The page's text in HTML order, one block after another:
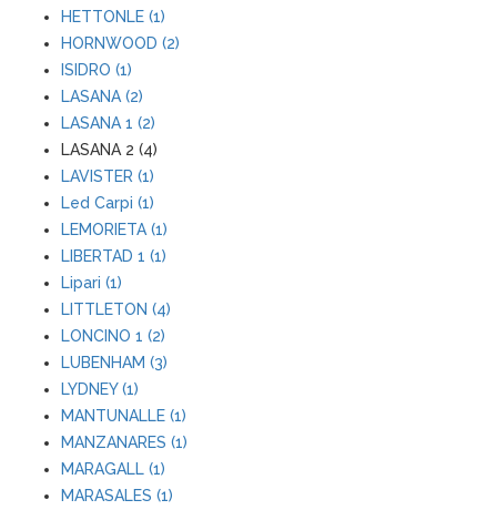
HETTONLE (1)
HORNWOOD (2)
ISIDRO (1)
LASANA (2)
LASANA 1 (2)
LASANA 2 (4)
LAVISTER (1)
Led Carpi (1)
LEMORIETA (1)
LIBERTAD 1 (1)
Lipari (1)
LITTLETON (4)
LONCINO 1 (2)
LUBENHAM (3)
LYDNEY (1)
MANTUNALLE (1)
MANZANARES (1)
MARAGALL (1)
MARASALES (1)